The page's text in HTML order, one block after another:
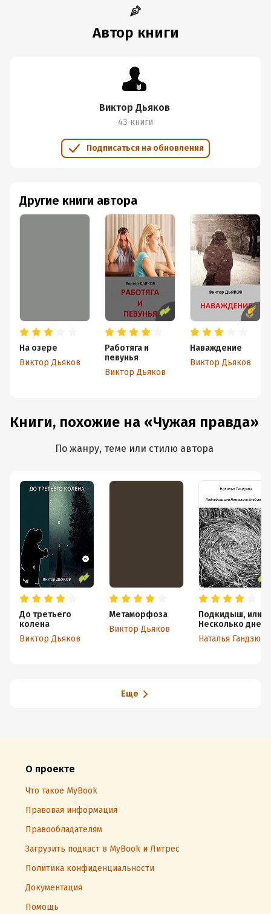
Автор книги
Виктор Дьяков
43 книги
Подписаться на обновления
Другие книги автора
На озере
Виктор Дьяков
Работяга и
певунья
Виктор Дьяков
Наваждение
Виктор Дьяков
Книги, похожие на «Чужая правда»
По жанру, теме или стилю автора
До третьего
колена
Виктор Дьяков
Метаморфоза
Виктор Дьяков
Подкидыш, или
Несколько дней
лета
Наталья Гандзюк
Еще
О проекте
Что такое MyBook
Правовая информация
Правообладателям
Загрузить подкаст в MyBook и Литрес
Политика конфиденциальности
Документация
Помощь